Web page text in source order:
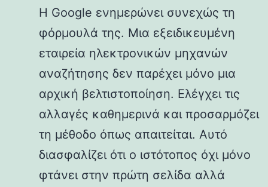
Η Google ενημερώνει συνεχώς τη
φόρμουλά της. Μια εξειδικευμένη
εταιρεία ηλεκτρονικών μηχανών
αναζήτησης δεν παρέχει μόνο μια
αρχική βελτιστοποίηση. Ελέγχει τις
αλλαγές καθημερινά και προσαρμόζει
τη μέθοδο όπως απαιτείται. Αυτό
διασφαλίζει ότι ο ιστότοπος όχι μόνο
φτάνει στην πρώτη σελίδα αλλά